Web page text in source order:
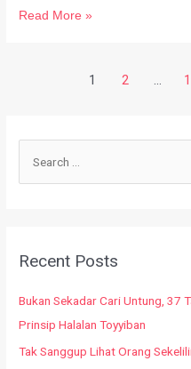
Read More »
1 2 …
Recent Posts
Bukan Sekadar Cari Untung, 37
Prinsip Halalan Toyyiban
Tak Sanggup Lihat Orang